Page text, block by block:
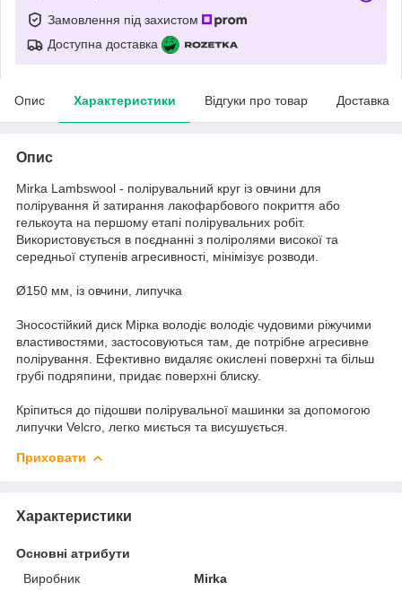
Замовлення під захистом
Доступна доставка
Опис Характеристики Відгуки про товар Доставка
Опис
Mirka Lambswool - полірувальний круг із овчини для
полірування й затирання лакофарбового покриття або
гелькоута на першому етапі полірувальних робіт.
Використовується в поєднанні з поліролями високої та
середньої ступенів агресивності, мінімізує розводи.
Ø150 мм, із овчини, липучка
Зносостійкий диск Мірка володіє володіє чудовими ріжучими
властивостями, застосовуються там, де потрібне агресивне
полірування. Ефективно видаляє окислені поверхні та більш
грубі подряпини, придає поверхні блиску.
Кріпиться до підошви полірувальної машинки за допомогою
липучки Velcro, легко миється та висушується.
Приховати
Характеристики
Основні атрибути
Виробник
Mirka